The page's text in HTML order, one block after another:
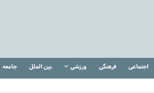
اجتماعی فرهنگی ورزشی بین الملل جامعه